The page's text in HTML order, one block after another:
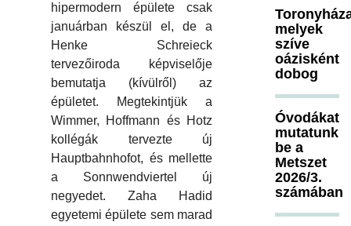
hipermodern épülete csak
januárban készül el, de a
Henke Schreieck
tervezőiroda képviselője
bemutatja (kívülről) az
épületet. Megtekintjük a
Wimmer, Hoffmann és Hotz
kollégák tervezte új
Hauptbahnhofot, és mellette
a Sonnwendviertel új
negyedet. Zaha Hadid
egyetemi épülete sem marad
melyek
szíve
oázisként
dobog
Óvodákat
mutatunk
be a
Metszet
2026/3.
számában